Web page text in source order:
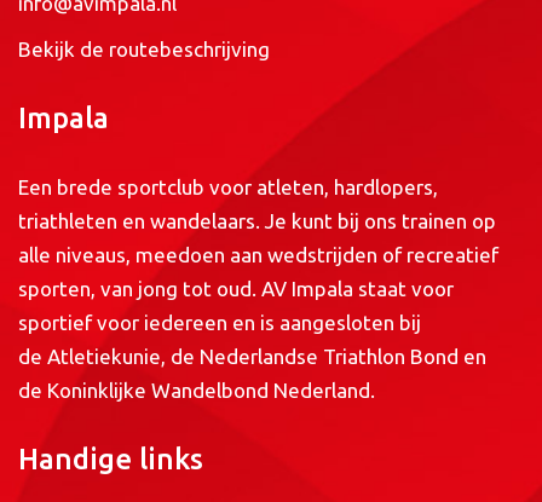
Bekijk de routebeschrijving
Impala
Een brede sportclub voor atleten, hardlopers,
triathleten en wandelaars. Je kunt bij ons trainen op
alle niveaus, meedoen aan wedstrijden of recreatief
sporten, van jong tot oud. AV Impala staat voor
sportief voor iedereen en is aangesloten bij
de Atletiekunie, de Nederlandse Triathlon Bond en
de Koninklijke Wandelbond Nederland.
Handige links